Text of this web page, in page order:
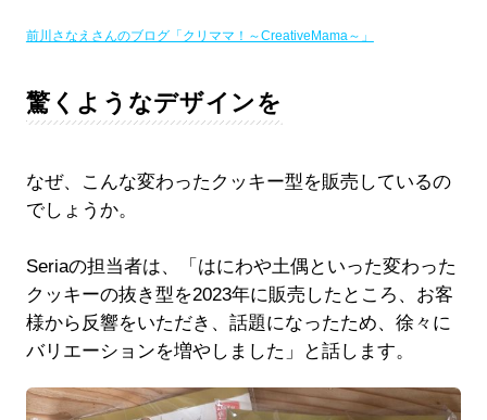
前川さなえさんのブログ「クリママ！～CreativeMama～」
驚くようなデザインを
なぜ、こんな変わったクッキー型を販売しているの
でしょうか。
Seriaの担当者は、「はにわや土偶といった変わった
クッキーの抜き型を2023年に販売したところ、お客
様から反響をいただき、話題になったため、徐々に
バリエーションを増やしました」と話します。